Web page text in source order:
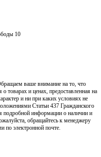
10
ваше внимание на то, что
товарах и ценах, предоставленная на
и ни при каких условиях не
Статьи 437 Гражданского
подробной информации о наличии и
обращайтесь к менеджеру
по электронной почте.